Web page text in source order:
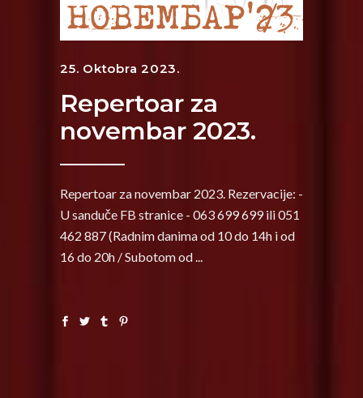
25. Oktobra 2023.
Repertoar za
novembar 2023.
Repertoar za novembar 2023. Rezervacije: -
U sanduče FB stranice - 063 699 699 ili 051
462 887 (Radnim danima od 10 do 14h i od
16 do 20h / Subotom od